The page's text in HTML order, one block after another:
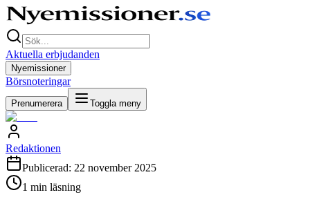
Aktuella erbjudanden
Nyemissioner
Börsnoteringar
Prenumerera Toggla meny
Redaktionen
Publicerad: 22 november 2025
1 min läsning